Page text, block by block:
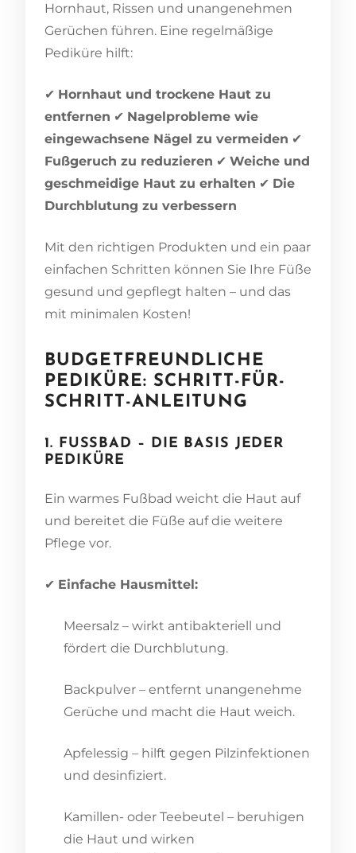
Hornhaut, Rissen und unangenehmen
Gerüchen führen. Eine regelmäßige
Pediküre hilft:
✔ Hornhaut und trockene Haut zu
entfernen ✔ Nagelprobleme wie
eingewachsene Nägel zu vermeiden ✔
Fußgeruch zu reduzieren ✔ Weiche und
geschmeidige Haut zu erhalten ✔ Die
Durchblutung zu verbessern
Mit den richtigen Produkten und ein paar
einfachen Schritten können Sie Ihre Füße
gesund und gepflegt halten – und das
mit minimalen Kosten!
BUDGETFREUNDLICHE
PEDIKÜRE: SCHRITT-FÜR-
SCHRITT-ANLEITUNG
1. FUSSBAD – DIE BASIS JEDER P
EDIKÜRE
Ein warmes Fußbad weicht die Haut auf
und bereitet die Füße auf die weitere
Pflege vor.
✔ Einfache Hausmittel:
Meersalz – wirkt antibakteriell und
fördert die Durchblutung.
Backpulver – entfernt unangenehme
Gerüche und macht die Haut weich.
Apfelessig – hilft gegen Pilzinfektionen
und desinfiziert.
Kamillen- oder Teebeutel – beruhigen
die Haut und wirken